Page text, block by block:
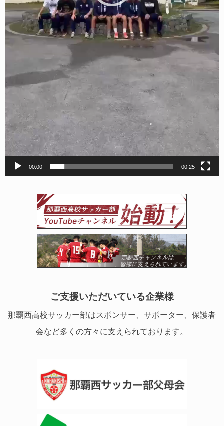
00:00 00:25
ご支援いただいている企業様
那覇西高校サッカー部はスポンサー、サポーター、保護者
会など多くの方々に支えられております。